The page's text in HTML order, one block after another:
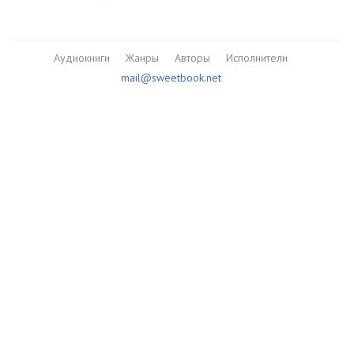
Аудиокниги Жанры Авторы
Исполнители
mail@sweetbook.net